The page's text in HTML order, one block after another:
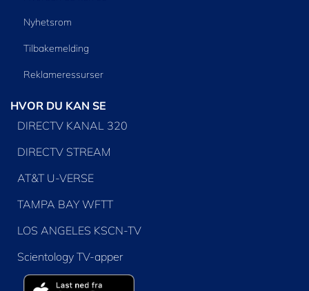
Nyhetsrom
Tilbakemelding
Reklameressurser
HVOR DU KAN SE
DIRECTV KANAL 320
DIRECTV STREAM
AT&T U-VERSE
TAMPA BAY WFTT
LOS ANGELES KSCN-TV
Scientology TV-apper